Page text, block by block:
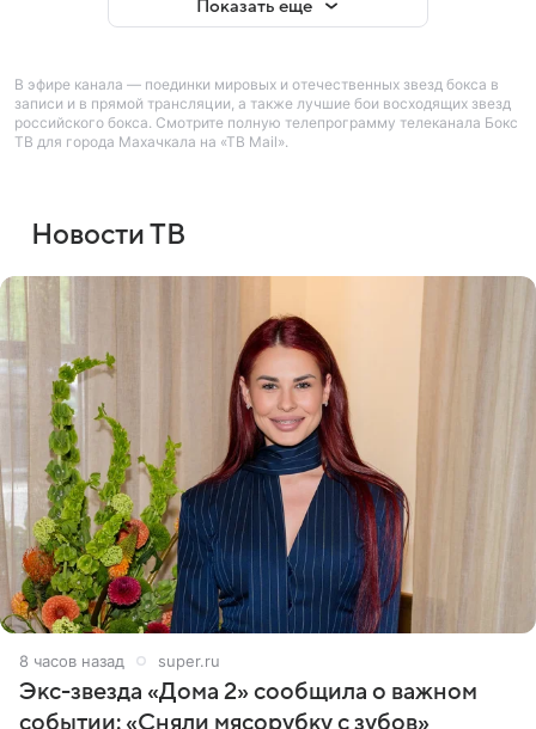
Показать еще
В эфире канала — поединки мировых и отечественных звезд бокса в
записи и в прямой трансляции, а также лучшие бои восходящих звезд
российского бокса. Смотрите полную телепрограмму телеканала Бокс
ТВ для города Махачкала на «ТВ Mail».
Новости ТВ
8 часов назад super.ru
Экс-звезда «Дома 2» сообщила о важном
событии: «Сняли мясорубку с зубов»